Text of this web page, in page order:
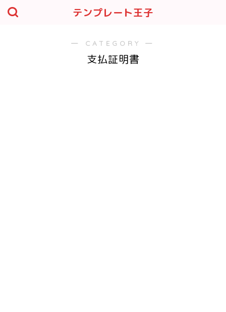
テンプレート王子
― CATEGORY ―
支払証明書